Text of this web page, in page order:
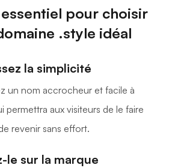
pour choisir
.style idéal
la simplicité
un nom accrocheur et facile à
permettra aux visiteurs de le faire
revenir sans effort.
le sur la marque